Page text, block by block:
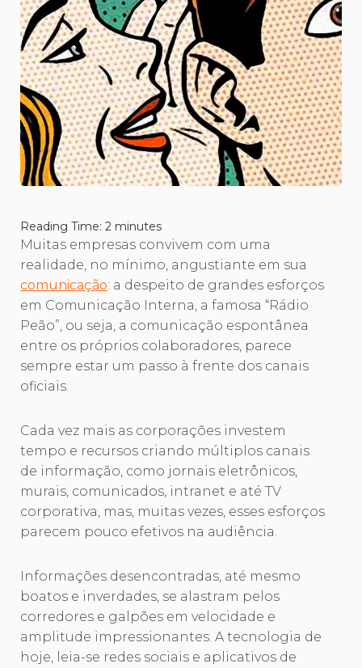
Reading Time: 2 minutes
Muitas empresas convivem com uma
realidade, no mínimo, angustiante em sua
comunicação: a despeito de grandes esforços
em Comunicação Interna, a famosa “Rádio
Peão”, ou seja, a comunicação espontânea
entre os próprios colaboradores, parece
sempre estar um passo à frente dos canais
oficiais.
Cada vez mais as corporações investem
tempo e recursos criando múltiplos canais
de informação, como jornais eletrônicos,
murais, comunicados, intranet e até TV
corporativa, mas, muitas vezes, esses esforços
parecem pouco efetivos na audiência.
Informações desencontradas, até mesmo
boatos e inverdades, se alastram pelos
corredores e galpões em velocidade e
amplitude impressionantes. A tecnologia de
hoje, leia-se redes sociais e aplicativos de